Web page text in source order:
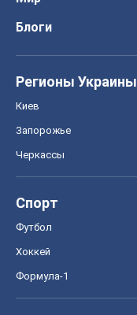
Блоги
Регионы Украины
Киев
Запорожье
Черкассы
Спорт
Футбол
Хоккей
Формула-1